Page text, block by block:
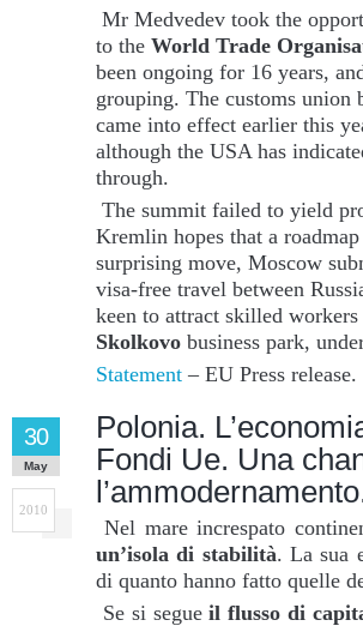
Mr Medvedev took the
to the World Trade
been ongoing for 16 years,
grouping. The customs union
came into effect earlier this
although the USA has
through.
The summit failed to yield
Kremlin hopes that a
surprising move, Moscow
visa-free travel between
keen to attract skilled
Skolkovo business park,
Statement – EU Press release.
Polonia.
Fondi Ue. Una
30
May
2010
Nel mare increspato
un’isola di stabilità. La sua
di quanto hanno fatto quelle
Se si segueil flusso di